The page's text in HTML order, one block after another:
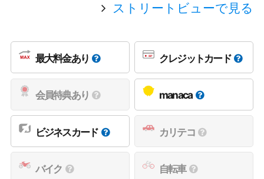
ストリートビューで見る
最大料金あり クレジットカード
会員特典あり manaca
ビジネスカード カリテコ
バイク 自転車